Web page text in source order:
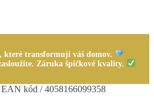
které transformují váš domov.
Záruka špičkové kvality.
EAN kód /4058166099358